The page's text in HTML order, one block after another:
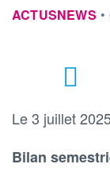
information
ACTUSNEWS •
Le 3 juillet
Bilan